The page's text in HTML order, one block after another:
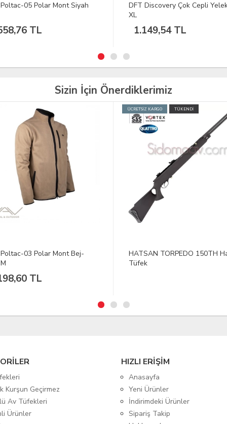
Çok Cepli Yelek Bej
TL
VAV Baseti-02 Yuv. Yaka
Siyah Hedef D. M
598,82 TL
Sizin İçin Önerdiklerimiz
TÜKENDİ
TORPEDO 150TH Havalı
DFT Sliding Floats Şamandıra
10,0 g
Kurşun Geçirmez
Av Tüfekleri
Ürünler
HIZLI ERİŞİM
Anasayfa
Yeni Ürünler
İndirimdeki Ürünler
Sipariş Takip